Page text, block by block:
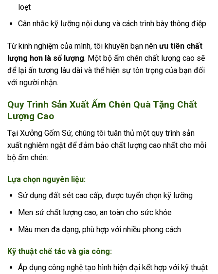
loẹt
Cân nhắc kỹ lưỡng nội dung và cách trình bày thông điệp
Từ kinh nghiệm của mình, tôi khuyên bạn nên ưu tiên chất
lượng hơn là số lượng. Một bộ ấm chén chất lượng cao sẽ
để lại ấn tượng lâu dài và thể hiện sự tôn trọng của bạn đối
với người nhận.
Quy Trình Sản Xuất Ấm Chén Quà Tặng Chất
Lượng Cao
Tại Xưởng Gốm Sứ, chúng tôi tuân thủ một quy trình sản
xuất nghiêm ngặt để đảm bảo chất lượng cao nhất cho mỗi
bộ ấm chén:
Lựa chọn nguyên liệu:
Sử dụng đất sét cao cấp, được tuyển chọn kỹ lưỡng
Men sứ chất lượng cao, an toàn cho sức khỏe
Màu men đa dạng, phù hợp với nhiều phong cách
Kỹ thuật chế tác và gia công:
Áp dụng công nghệ tạo hình hiện đại kết hợp với kỹ thuật